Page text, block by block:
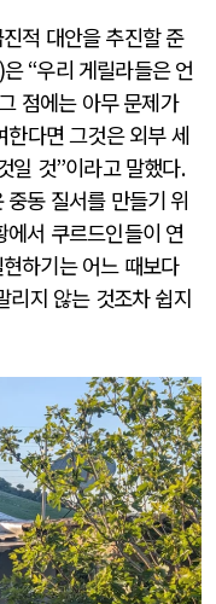
적 대안을 추진할 준
은“우리 게릴라들은 언
점에는 아무 문제가
다면 그것은 외부 세
일 것”이라고 말했다.
동 질서를 만들기 위
서 쿠르드인들이 연
하기는 어느 때보다
리지 않는 것조차 쉽지